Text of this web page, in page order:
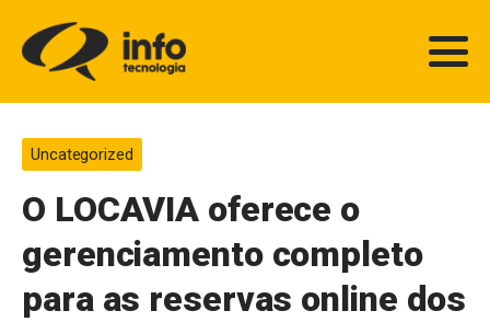
Uncategorized
O LOCAVIA oferece o
gerenciamento completo
para as reservas online dos